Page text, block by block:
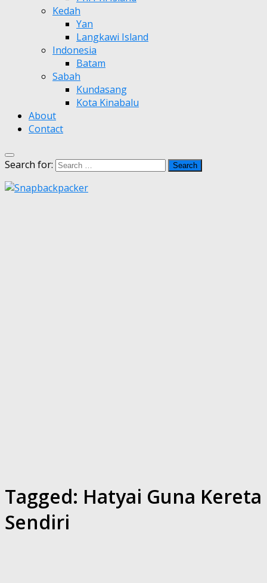
Kedah
Yan
Langkawi Island
Indonesia
Batam
Sabah
Kundasang
Kota Kinabalu
About
Contact
Search for:
Tagged: Hatyai Guna Kereta
Sendiri